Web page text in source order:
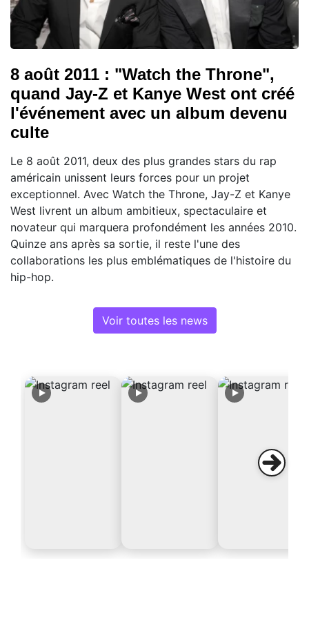
8 août 2011 : "Watch the Throne",
quand Jay-Z et Kanye West ont créé
l'événement avec un album devenu
culte
Le 8 août 2011, deux des plus grandes stars du rap
américain unissent leurs forces pour un projet
exceptionnel. Avec Watch the Throne, Jay-Z et Kanye
West livrent un album ambitieux, spectaculaire et
novateur qui marquera profondément les années 2010.
Quinze ans après sa sortie, il reste l'une des
collaborations les plus emblématiques de l'histoire du
hip-hop.
Voir toutes les news